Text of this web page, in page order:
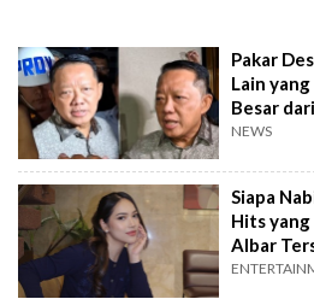
Pakar
Lain
Besar
NEWS
Siapa
Hits
Albar